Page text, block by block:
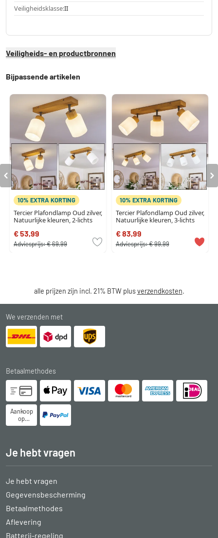
Veiligheidsklasse:II
Veiligheids- en productbronnen
Bijpassende artikelen
10% EXTRA KORTING
Tercier Plafondlamp Oud zilver,
Natuurlijke kleuren, 2-lichts
€ 53,99
Adviesprijs:€ 69,99
10% EXTRA KORTING
Tercier Plafondlamp Oud zilver,
Natuurlijke kleuren, 3-lichts
€ 83,99
Adviesprijs:€ 99,99
alle prijzen zijn incl. 21% BTW plusverzendkosten.
We verzenden met
Betaalmethodes
Aankoop
op
rekening
Je hebt vragen
Je hebt vragen
Gegevensbescherming
Betaalmethodes
Aflevering
Batterij-regeling